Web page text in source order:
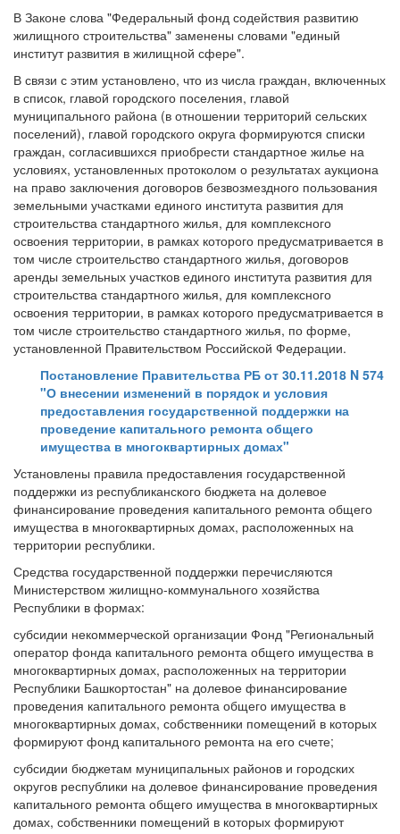
В Законе слова "Федеральный фонд содействия развитию
жилищного строительства" заменены словами "единый
институт развития в жилищной сфере".
В связи с этим установлено, что из числа граждан, включенных
в список, главой городского поселения, главой
муниципального района (в отношении территорий сельских
поселений), главой городского округа формируются списки
граждан, согласившихся приобрести стандартное жилье на
условиях, установленных протоколом о результатах аукциона
на право заключения договоров безвозмездного пользования
земельными участками единого института развития для
строительства стандартного жилья, для комплексного
освоения территории, в рамках которого предусматривается в
том числе строительство стандартного жилья, договоров
аренды земельных участков единого института развития для
строительства стандартного жилья, для комплексного
освоения территории, в рамках которого предусматривается в
том числе строительство стандартного жилья, по форме,
установленной Правительством Российской Федерации.
Постановление Правительства РБ от 30.11.2018 N 574
"О внесении изменений в порядок и условия
предоставления государственной поддержки на
проведение капитального ремонта общего
имущества в многоквартирных домах"
Установлены правила предоставления государственной
поддержки из республиканского бюджета на долевое
финансирование проведения капитального ремонта общего
имущества в многоквартирных домах, расположенных на
территории республики.
Средства государственной поддержки перечисляются
Министерством жилищно-коммунального хозяйства
Республики в формах:
субсидии некоммерческой организации Фонд "Региональный
оператор фонда капитального ремонта общего имущества в
многоквартирных домах, расположенных на территории
Республики Башкортостан" на долевое финансирование
проведения капитального ремонта общего имущества в
многоквартирных домах, собственники помещений в которых
формируют фонд капитального ремонта на его счете;
субсидии бюджетам муниципальных районов и городских
округов республики на долевое финансирование проведения
капитального ремонта общего имущества в многоквартирных
домах, собственники помещений в которых формируют